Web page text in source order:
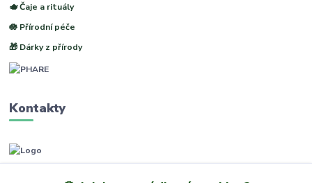
🫖 Čaje a rituály
🪷 Přírodní péče
🎁 Dárky z přírody
Kontakty